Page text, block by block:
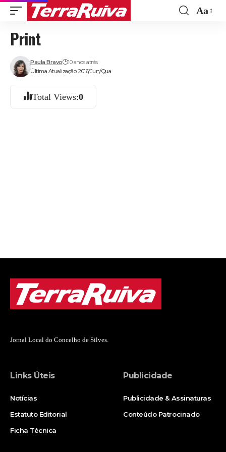
Aa
Print
Última Atualização: 2016/Jun/Qua
Paula Bravo 10 anos atrás
Total Views:0
Jornal Local do Concelho de Silves.
Links Úteis
Notícias
Estatuto Editorial
Ficha Técnica
Publicidade
Publicidade & Assinaturas
Conteúdo Patrocinado